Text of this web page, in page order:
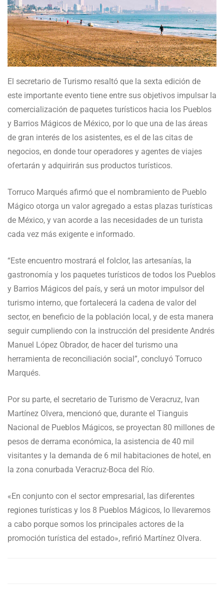
El secretario de Turismo resaltó que la sexta edición de
este importante evento tiene entre sus objetivos impulsar la
comercialización de paquetes turísticos hacia los Pueblos
y Barrios Mágicos de México, por lo que una de las áreas
de gran interés de los asistentes, es el de las citas de
negocios, en donde tour operadores y agentes de viajes
ofertarán y adquirirán sus productos turísticos.
Torruco Marqués afirmó que el nombramiento de Pueblo
Mágico otorga un valor agregado a estas plazas turísticas
de México, y van acorde a las necesidades de un turista
cada vez más exigente e informado.
“Este encuentro mostrará el folclor, las artesanías, la
gastronomía y los paquetes turísticos de todos los Pueblos
y Barrios Mágicos del país, y será un motor impulsor del
turismo interno, que fortalecerá la cadena de valor del
sector, en beneficio de la población local, y de esta manera
seguir cumpliendo con la instrucción del presidente Andrés
Manuel López Obrador, de hacer del turismo una
herramienta de reconciliación social”, concluyó Torruco
Marqués.
Por su parte, el secretario de Turismo de Veracruz, Ivan
Martínez Olvera, mencionó que, durante el Tianguis
Nacional de Pueblos Mágicos, se proyectan 80 millones de
pesos de derrama económica, la asistencia de 40 mil
visitantes y la demanda de 6 mil habitaciones de hotel, en
la zona conurbada Veracruz-Boca del Río.
«En conjunto con el sector empresarial, las diferentes
regiones turísticas y los 8 Pueblos Mágicos, lo llevaremos
a cabo porque somos los principales actores de la
promoción turística del estado», refirió Martínez Olvera.